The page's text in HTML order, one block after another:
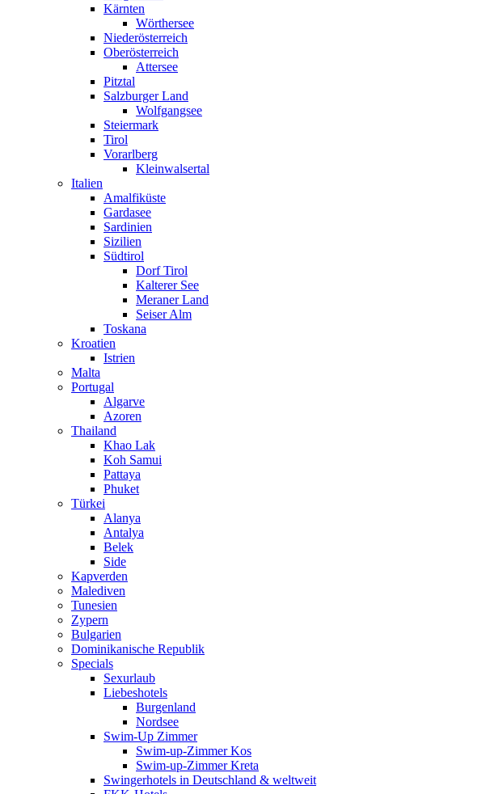
Kärnten
Wörthersee
Niederösterreich
Oberösterreich
Attersee
Pitztal
Salzburger Land
Wolfgangsee
Steiermark
Tirol
Vorarlberg
Kleinwalsertal
Italien
Amalfiküste
Gardasee
Sardinien
Sizilien
Südtirol
Dorf Tirol
Kalterer See
Meraner Land
Seiser Alm
Toskana
Kroatien
Istrien
Malta
Portugal
Algarve
Azoren
Thailand
Khao Lak
Koh Samui
Pattaya
Phuket
Türkei
Alanya
Antalya
Belek
Side
Kapverden
Malediven
Tunesien
Zypern
Bulgarien
Dominikanische Republik
Specials
Sexurlaub
Liebeshotels
Burgenland
Nordsee
Swim-Up Zimmer
Swim-up-Zimmer Kos
Swim-up-Zimmer Kreta
Swingerhotels in Deutschland & weltweit